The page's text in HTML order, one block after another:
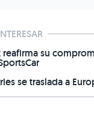
su
se traslada a